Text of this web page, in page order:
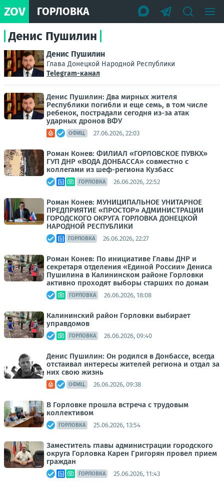
ZOV ГОРЛОВКА
Денис Пушилин
Денис Пушилин
Глава Донецкой Народной Республики
Telegram-канал
Денис Пушилин: Два мирных жителя
Республики погибли и еще семь, в том числе
ребенок, пострадали сегодня из-за атак
ударных дронов ВФУ
ОФИЦ. 27.06.2026, 22:03
Роман Конев: ФИЛИАЛ «ГОРЛОВСКОЕ ПУВКХ»
ГУП ДНР «ВОДА ДОНБАССА» совместно с
коллегами из шеф-региона Кузбасс
ГОРЛОВКА 26.06.2026, 22:52
Роман Конев: МУНИЦИПАЛЬНОЕ УНИТАРНОЕ
ПРЕДПРИЯТИЕ «ПРОСТОР» АДМИНИСТРАЦИИ
ГОРОДСКОГО ОКРУГА ГОРЛОВКА ДОНЕЦКОЙ
НАРОДНОЙ РЕСПУБЛИКИ
ГОРЛОВКА 26.06.2026, 22:27
Роман Конев: По инициативе Главы ДНР и
секретаря отделения «Единой России» Дениса
Пушилина в Калининском районе Горловки
активно проходят выборы старших по домам
ГОРЛОВКА 26.06.2026, 18:08
Калининский район Горловки выбирает
управдомов
ГОРЛОВКА 26.06.2026, 09:40
Денис Пушилин: Он родился в Донбассе, всегда
отстаивал интересы жителей региона и отдал за
них свою жизнь
ОФИЦ. 26.06.2026, 09:38
В Горловке прошла встреча с трудовым
коллективом
ГОРЛОВКА 25.06.2026, 13:54
Заместитель главы администрации городского
округа Горловка Карен Григорян провел прием
граждан
ГОРЛОВКА 25.06.2026, 11:43